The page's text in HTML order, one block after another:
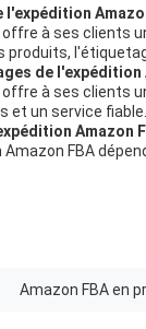
offre à ses clients
produits,
de l'expédition
offre à ses
et un service fiable.
Amazon
FBA
Amazon FBA en